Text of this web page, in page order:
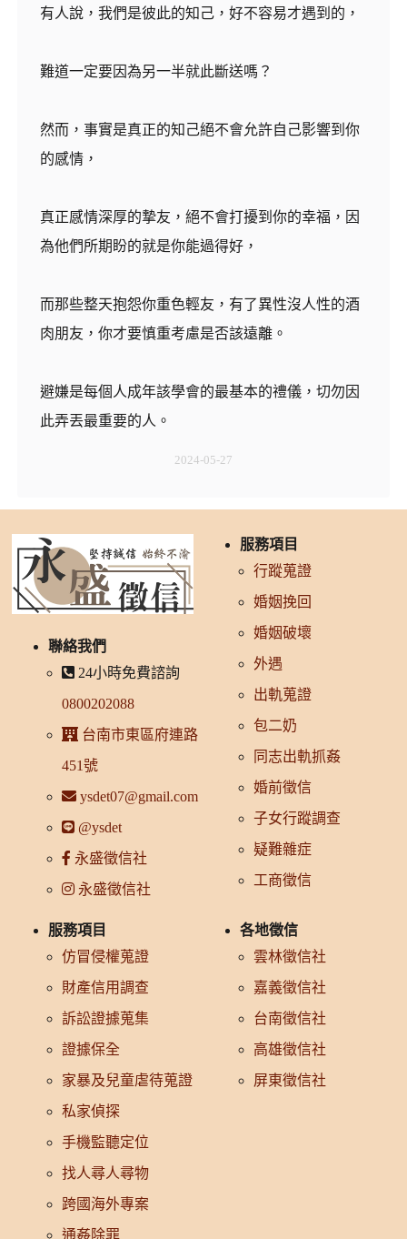
有人說，我們是彼此的知己，好不容易才遇到的，
難道一定要因為另一半就此斷送嗎？
然而，事實是真正的知己絕不會允許自己影響到你
的感情，
真正感情深厚的摯友，絕不會打擾到你的幸福，因
為他們所期盼的就是你能過得好，
而那些整天抱怨你重色輕友，有了異性沒人性的酒
肉朋友，你才要慎重考慮是否該遠離。
避嫌是每個人成年該學會的最基本的禮儀，切勿因
此弄丟最重要的人。
2024-05-27
聯絡我們
24小時免費諮詢
0800202088
台南市東區府連路
451號
ysdet07@gmail.com
@ysdet
永盛徵信社
永盛徵信社
服務項目
行蹤蒐證
婚姻挽回
婚姻破壞
外遇
出軌蒐證
包二奶
同志出軌抓姦
婚前徵信
子女行蹤調查
疑難雜症
工商徵信
服務項目
仿冒侵權蒐證
財產信用調查
訴訟證據蒐集
證據保全
家暴及兒童虐待蒐證
私家偵探
手機監聽定位
找人尋人尋物
跨國海外專案
通姦除罪
各地徵信
雲林徵信社
嘉義徵信社
台南徵信社
高雄徵信社
屏東徵信社